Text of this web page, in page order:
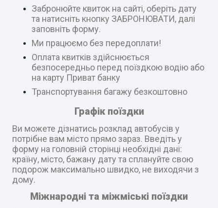
Забронюйте квиток на сайті, оберіть дату
та натисніть кнопку ЗАБРОНЮВАТИ, далі
заповніть форму.
Ми працюємо без передоплати!
Оплата квитків здійснюється
безпосередньо перед поїздкою водію або
на карту Приват банку
Транспортування багажу безкоштовно
Графік поїздки
Ви можете дізнатись розклад автобусів у
потрібне вам місто прямо зараз. Введіть у
форму на головній сторінці необхідні дані:
країну, місто, бажану дату та сплануйте свою
подорож максимально швидко, не виходячи з
дому.
Міжнародні та міжміські поїздки